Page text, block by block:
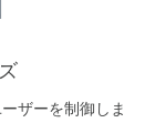
ザーを制御しま